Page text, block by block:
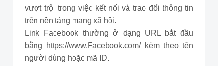
vượt trội trong việc kết nối và trao đổi thông tin
trên nền tảng mạng xã hội.
Link Facebook thường ở dạng URL bắt đầu
bằng https://www.Facebook.com/ kèm theo tên
người dùng hoặc mã ID.